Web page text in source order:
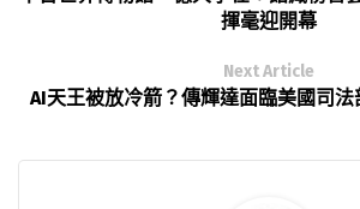
揮毫迎開幕
Next Article
AI天王被放冷箭？傳輝達面臨美國司